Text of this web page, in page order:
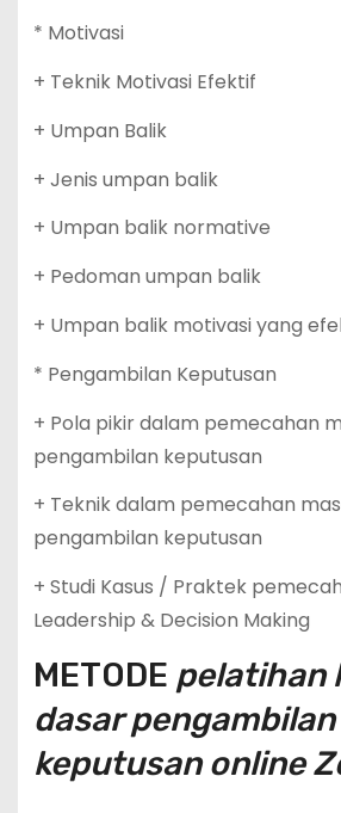
* Motivasi
+ Teknik Motivasi Efektif
+ Umpan Balik
+ Jenis umpan balik
+ Umpan balik normative
+ Pedoman umpan balik
+ Umpan balik motivasi yang
* Pengambilan Keputusan
+ Pola pikir dalam pemecahan
pengambilan keputusan
+ Teknik dalam pemecahan
pengambilan keputusan
+ Studi Kasus / Praktek
Leadership & Decision Making
METODE pelatihan
dasar pengambilan
keputusan online